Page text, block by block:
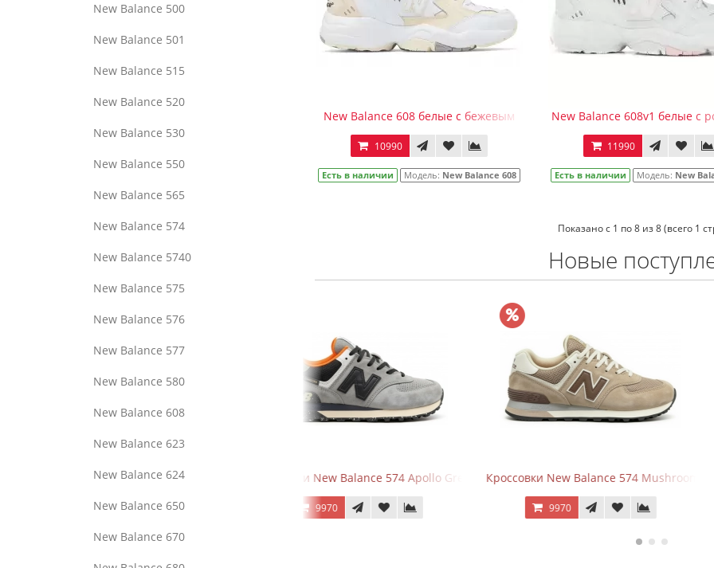
New Balance 500
New Balance 501
New Balance 515
New Balance 520
New Balance 530
New Balance 550
New Balance 565
New Balance 574
New Balance 5740
New Balance 575
New Balance 576
New Balance 577
New Balance 580
New Balance 608
New Balance 623
New Balance 624
New Balance 650
New Balance 670
New Balance 608 белые с бежевым
10990
Есть в наличии Модель: New Balance 608
New Balance 608v1 белые с
11990
Есть в наличии Модель: New
Показано с 1 по 8 из 8 (всего 1
Новые
Black Silver MetallicКроссовки New Balance 574 Apollo Grey Black
9970
Кроссовки New Balance 574 Mushroom Sea Salt
9970
New Balance 9060 Summer
10670